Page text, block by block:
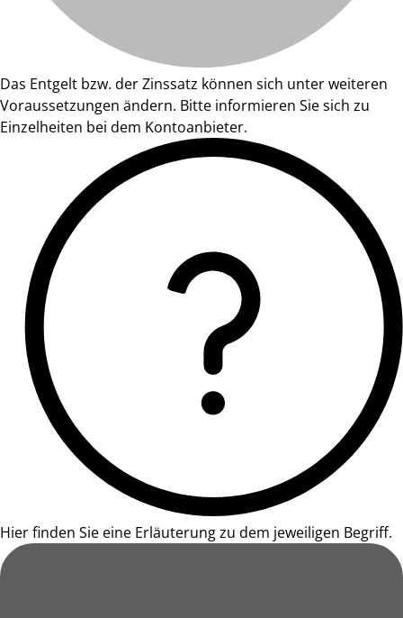
Das Entgelt bzw. der Zinssatz können sich unter weiteren
Voraussetzungen ändern. Bitte informieren Sie sich zu
Einzelheiten bei dem Kontoanbieter.
Hier finden Sie eine Erläuterung zu dem jeweiligen Begriff.